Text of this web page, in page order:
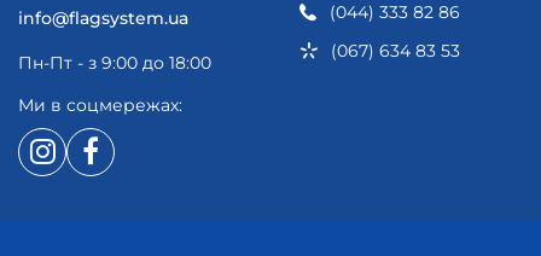
info@flagsystem.ua
Пн-Пт - з 9:00 до 18:00
(044) 333 82 86
(067) 634 83 53
Ми в соцмережах: